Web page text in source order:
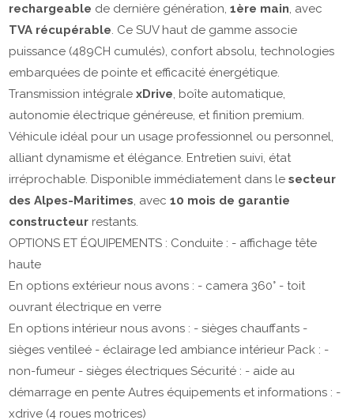
rechargeable de dernière génération,1ère main, avec
TVA récupérable. Ce SUV haut de gamme associe
puissance (489CH cumulés), confort absolu, technologies
embarquées de pointe et efficacité énergétique.
Transmission intégralexDrive, boîte automatique,
autonomie électrique généreuse, et finition premium.
Véhicule idéal pour un usage professionnel ou personnel,
alliant dynamisme et élégance. Entretien suivi, état
irréprochable. Disponible immédiatement dans lesecteur
des Alpes-Maritimes, avec10 mois de garantie
constructeur restants.
OPTIONS ET ÉQUIPEMENTS : Conduite : - affichage tête
haute
En options extérieur nous avons : - camera 360° - toit
ouvrant électrique en verre
En options intérieur nous avons : - sièges chauffants -
sièges ventileé - éclairage led ambiance intérieur Pack : -
non-fumeur - sièges électriques Sécurité : - aide au
démarrage en pente Autres équipements et informations : -
xdrive (4 roues motrices)